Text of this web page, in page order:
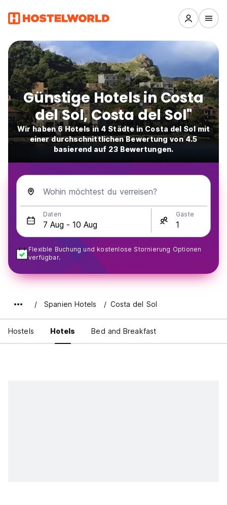
Günstige Hotels in Costa
del Sol, Costa del Sol"
Wir haben 6 Hotels in 4 Städte in Costa del Sol mit
einer durchschnittlichen Bewertung von 4.5
basierend auf 23 Bewertungen.
Wohin möchtest du verreisen?
Daten Gäste
Flexible Buchung und kostenlose Stornierung Optionen
verfügbar.
Spanien Hotels Costa del Sol
Hostels Hotels Bed and Breakfast